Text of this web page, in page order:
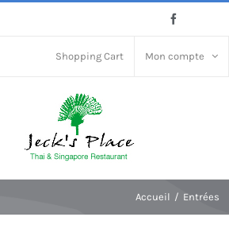
Shopping Cart Mon compte
Accueil Entrées